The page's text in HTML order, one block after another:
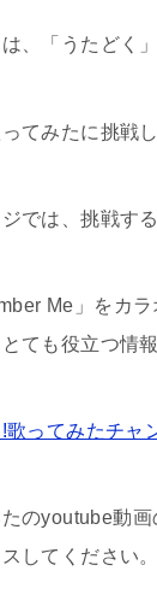
、「うたどく」
てみたに挑戦
では、挑戦す
Me」をカ
ても役立つ情
!歌ってみたチャ
のyoutube動
してください。